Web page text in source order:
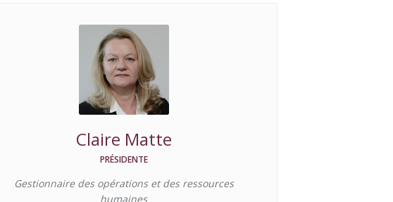
Claire Matte
PRÉSIDENTE
Gestionnaire des opérations et des ressources
humaines